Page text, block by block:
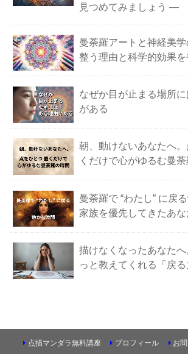
見つめてみましょう ―
曼荼羅アートと神経美
整う理由と科学的効果
なぜか目が止まる場所
がある
朝、動けないあなたへ
くだけで心がゆるむ曼
曼荼羅で “わたし” に戻
家族を優先してきたあな
描けなくなったあなた
っと教えてくれる「戻る
点描マンダラ無料講座 プロフィール
お